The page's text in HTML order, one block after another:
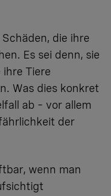
, die ihre
Es sei denn, sie
ihre Tiere
Was dies konkret
ab – vor allem
der
wenn man